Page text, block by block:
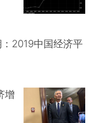
：2019中国经济平
增